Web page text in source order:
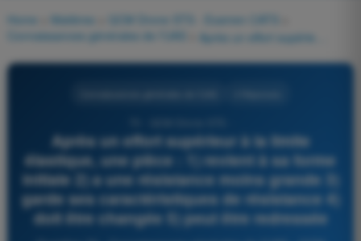
Home Matières QCM Drone STS - Examen CATS
Connaissances générales de l’UAS
Après un effort supérieur à la limite
élastique, une pièce : 1) revient à sa forme
initiale 2) a une résistance moins grande 3)
garde ses caractéristiques de résistance 4)
doit être changée 5) peut être redressée